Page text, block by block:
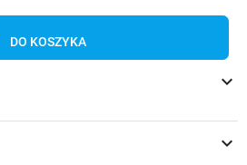
DO KOSZYKA
keyboard_arrow_down
keyboard_arrow_down